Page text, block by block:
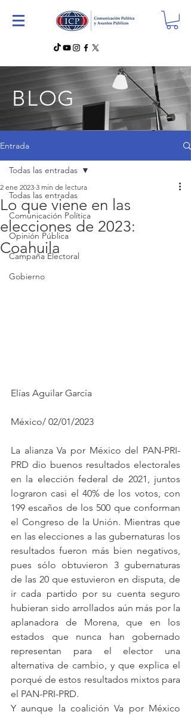
BLOG
Entrada
Todas las entradas
Comunicación Política
Opinión Pública
Campaña Electoral
Gobierno
Todas las entradas
Lo que viene en las
elecciones de 2023:
Coahuila
2 ene 2023 3 min de lectura
Elías Aguilar García
México/ 02/01/2023
La alianza Va por México del PAN-PRI-
PRD dio buenos resultados electorales
en la elección federal de 2021, juntos
lograron casi el 40% de los votos, con
199 escaños de los 500 que conforman
el Congreso de la Unión. Mientras que
en las elecciones a las gubernaturas los
resultados fueron más bien negativos,
pues sólo obtuvieron 3 gubernaturas
de las 20 que estuvieron en disputa, de
ir cada partido por su cuenta seguro
hubieran sido arrollados aún más por la
aplanadora de Morena, que en los
estados que nunca han gobernado
representan para el elector una
alternativa de cambio, y que explica el
porqué de estos resultados mixtos para
el PAN-PRI-PRD.
Y aunque la coalición Va por México